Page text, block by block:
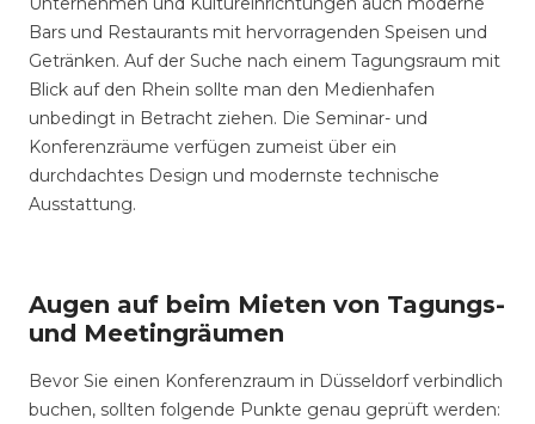
Bars und Restaurants mit hervorragenden Speisen und
Getränken. Auf der Suche nach einem Tagungsraum mit
Blick auf den Rhein sollte man den Medienhafen
unbedingt in Betracht ziehen. Die Seminar- und
Konferenzräume verfügen zumeist über ein
durchdachtes Design und modernste technische
Ausstattung.
Augen auf beim Mieten von Tagungs-
und Meetingräumen
Bevor Sie einen Konferenzraum in Düsseldorf verbindlich
buchen, sollten folgende Punkte genau geprüft werden: